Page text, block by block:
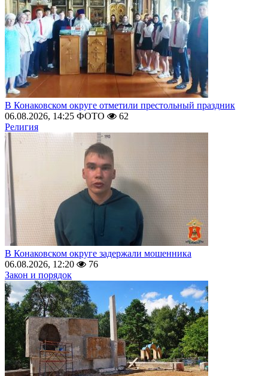
В Конаковском округе отметили престольный праздник
06.08.2026, 14:25 ФОТО
62
Религия
В Конаковском округе задержали мошенника
06.08.2026, 12:20
76
Закон и порядок